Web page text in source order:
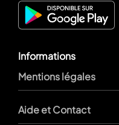
Informations
Mentions légales
Aide et Contact